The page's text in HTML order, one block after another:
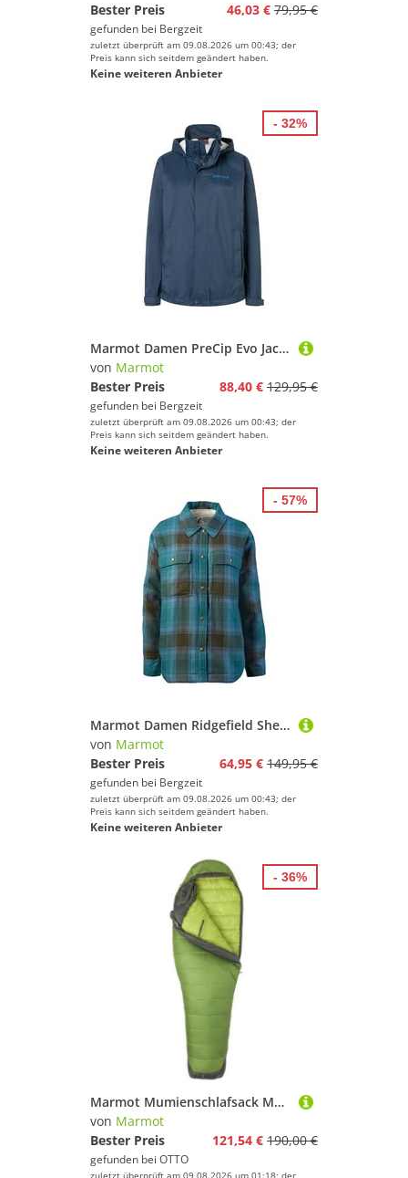
Bester Preis
46,03 € 79,95 €
gefunden bei Bergzeit
zuletzt überprüft am 09.08.2026 um 00:43; der
Preis kann sich seitdem geändert haben.
Keine weiteren Anbieter
Marmot Damen PreCip Evo Jacke
von Marmot
Bester Preis
88,40 € 129,95 €
gefunden bei Bergzeit
zuletzt überprüft am 09.08.2026 um 00:43; der
Preis kann sich seitdem geändert haben.
Keine weiteren Anbieter
- 32%
Marmot Damen Ridgefield Sherpa Flannel Jacke
von Marmot
Bester Preis
64,95 € 149,95 €
gefunden bei Bergzeit
zuletzt überprüft am 09.08.2026 um 00:43; der
Preis kann sich seitdem geändert haben.
Keine weiteren Anbieter
- 57%
Marmot Mumienschlafsack Marmot Damen Trestles Elite Eco 30 Long
von Marmot
Bester Preis
121,54 € 190,00 €
gefunden bei OTTO
zuletzt überprüft am 09.08.2026 um 01:18; der
- 36%